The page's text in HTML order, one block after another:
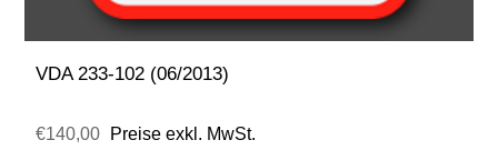
VDA 233-102 (06/2013)
€140,00 Preise exkl. MwSt.